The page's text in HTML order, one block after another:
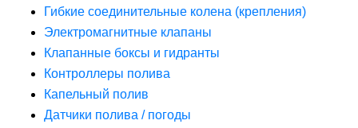
Гибкие соединительные колена (крепления)
Электромагнитные клапаны
Клапанные боксы и гидранты
Контроллеры полива
Капельный полив
Датчики полива / погоды